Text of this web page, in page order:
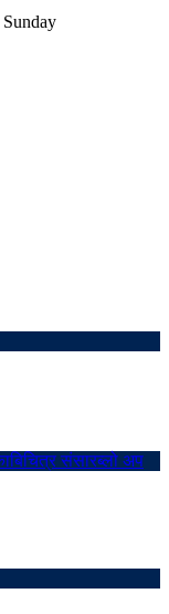
बिचित्र संसारब्लो अप